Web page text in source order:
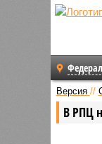
Версия //
В РПЦ